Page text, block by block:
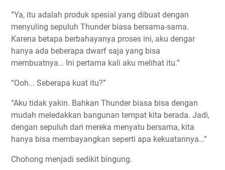
“Ya, itu adalah produk spesial yang dibuat dengan
menyuling sepuluh Thunder biasa bersama-sama.
Karena betapa berbahayanya proses ini, aku dengar
hanya ada beberapa dwarf saja yang bisa
membuatnya… Ini pertama kali aku melihat itu.”
“Ooh... Seberapa kuat itu?”
“Aku tidak yakin. Bahkan Thunder biasa bisa dengan
mudah meledakkan bangunan tempat kita berada. Jadi,
dengan sepuluh dari mereka menyatu bersama, kita
hanya bisa membayangkan seperti apa kekuatannya…”
Chohong menjadi sedikit bingung.